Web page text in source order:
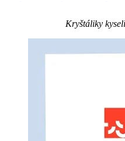
Kryštáliky